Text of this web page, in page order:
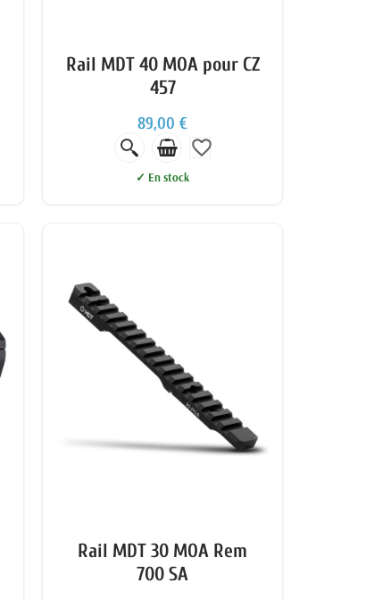
Rail MDT 40 MOA pour CZ
457
89,00 €
favorite_border
✓ En stock
Rail MDT 30 MOA Rem
700 SA